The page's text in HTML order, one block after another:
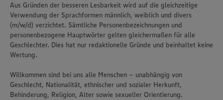
Aus Gründen der besseren Lesbarkeit wird auf die gleichzeitige
Verwendung der Sprachformen männlich, weiblich und divers
(m/w/d) verzichtet. Sämtliche Personenbezeichnungen und
personenbezogene Hauptwörter gelten gleichermaßen für alle
Geschlechter. Dies hat nur redaktionelle Gründe und beinhaltet keine
Wertung.
Willkommen sind bei uns alle Menschen – unabhängig von
Geschlecht, Nationalität, ethnischer und sozialer Herkunft,
Behinderung, Religion, Alter sowie sexueller Orientierung.